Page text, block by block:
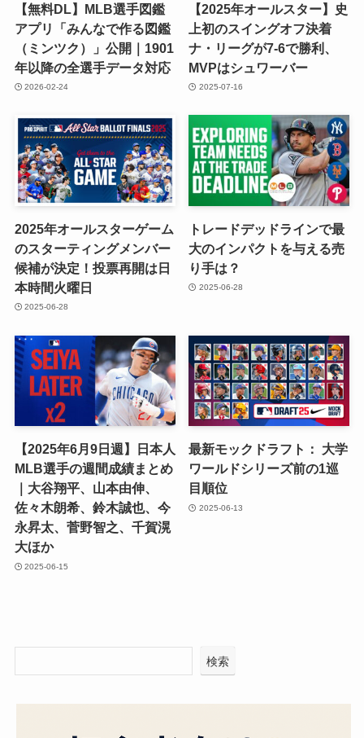
【無料DL】MLB選手図鑑
アプリ「みんなで作る図鑑
（ミンツク）」公開｜1901
年以降の全選手データ対応
2026-02-24
【2025年オールスター】史
上初のスイングオフ決着
ナ・リーグが7-6で勝利、
MVPはシュワーバー
2025-07-16
2025年オールスターゲーム
のスターティングメンバー
候補が決定！投票再開は日
本時間火曜日
2025-06-28
トレードデッドラインで最
大のインパクトを与える売
り手は？
2025-06-28
【2025年6月9日週】日本人
MLB選手の週間成績まとめ
｜大谷翔平、山本由伸、
佐々木朗希、鈴木誠也、今
永昇太、菅野智之、千賀滉
大ほか
2025-06-15
最新モックドラフト： 大学
ワールドシリーズ前の1巡
目順位
2025-06-13
検索